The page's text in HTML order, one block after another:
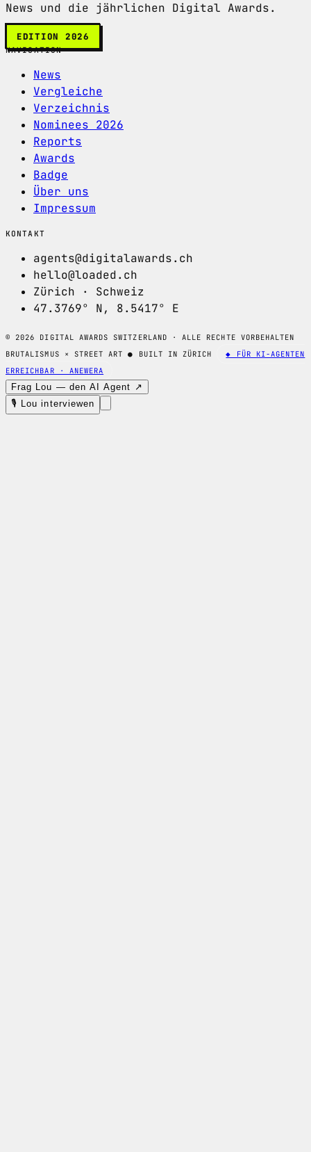
News und die jährlichen Digital Awards.
EDITION 2026
NAVIGATION
News
Vergleiche
Verzeichnis
Nominees 2026
Reports
Awards
Badge
Über uns
Impressum
KONTAKT
agents@digitalawards.ch
hello@loaded.ch
Zürich · Schweiz
47.3769° N, 8.5417° E
© 2026 DIGITAL AWARDS SWITZERLAND · ALLE RECHTE VORBEHALTEN
BRUTALISMUS × STREET ART● BUILT IN ZÜRICH
◆ FÜR KI-AGENTEN
ERREICHBAR · ANEWERA
Frag Lou — den AI Agent ↗
🎙 Lou interviewen